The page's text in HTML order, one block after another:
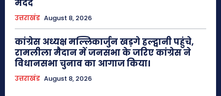
मदद
उत्तराखंड August 8, 2026
कांग्रेस अध्यक्ष मल्लिकार्जुन खड़गे हल्द्वानी पहुंचे,
रामलीला मैदान में जनसभा के जरिए कांग्रेस ने
विधानसभा चुनाव का आगाज किया।
उत्तराखंड August 8, 2026